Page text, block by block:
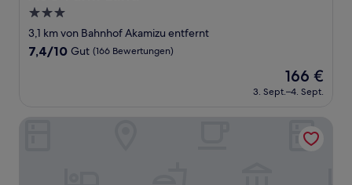
3.0-
Sterne-
Unterkunft
3,1 km von Bahnhof Akamizu entfernt
7.4
Bewertungen)
7,4/10 Gut (166 Bewertungen)
Der
Preis
beträgt
166 €
3. Sept.–4. Sept.